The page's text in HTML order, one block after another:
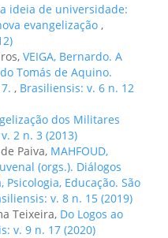
ideia de universidade:
evangelização ,
VEIGA, Bernardo. A
Tomás de Aquino.
, Brasiliensis: v. 6 n. 12
dos Militares
2 n. 3 (2013)
Paiva, MAHFOUD,
(orgs.). Diálogos
Educação. São
v. 8 n. 15 (2019)
Teixeira, Do Logos ao
v. 9 n. 17 (2020)